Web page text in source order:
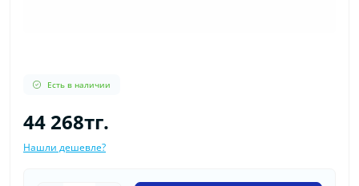
Есть в наличии
44 268тг.
Нашли дешевле?